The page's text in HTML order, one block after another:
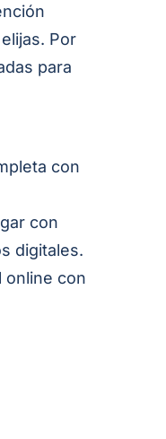
. Por
para
con
con
digitales.
online con